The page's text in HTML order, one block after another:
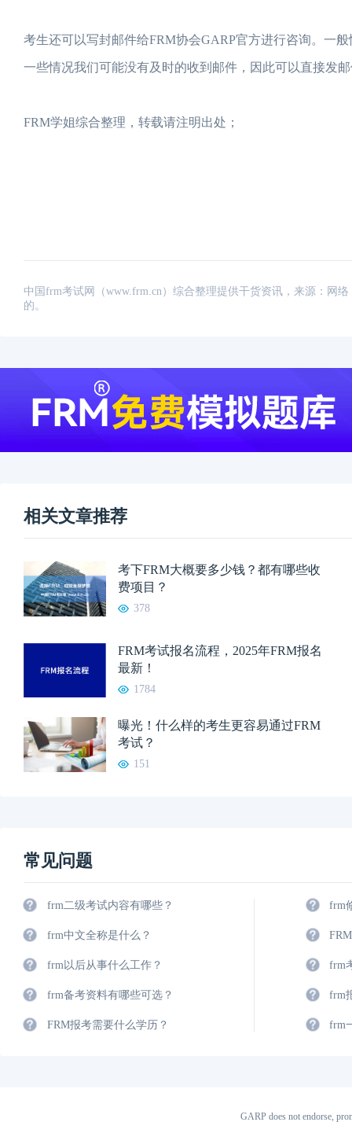
考生还可以写封邮件给FRM协会GARP官方进行咨询。一
一些情况我们可能没有及时的收到邮件，因此可以直接发
FRM学姐综合整理，转载请注明出处；
中国frm考试网（www.frm.cn）综合整理提供干货资讯，来源：网
的。
相关文章推荐
考下FRM大概要多少钱？都有哪些收
费项目？
378
FRM考试报名流程，2025年FRM报名
最新！
1784
曝光！什么样的考生更容易通过FRM
考试？
151
常见问题
frm二级考试内容有哪些？
frm中文全称是什么？
frm以后从事什么工作？
frm备考资料有哪些可选？
FRM报考需要什么学历？
frm
frm
frm
frm
GARP does not endorse,